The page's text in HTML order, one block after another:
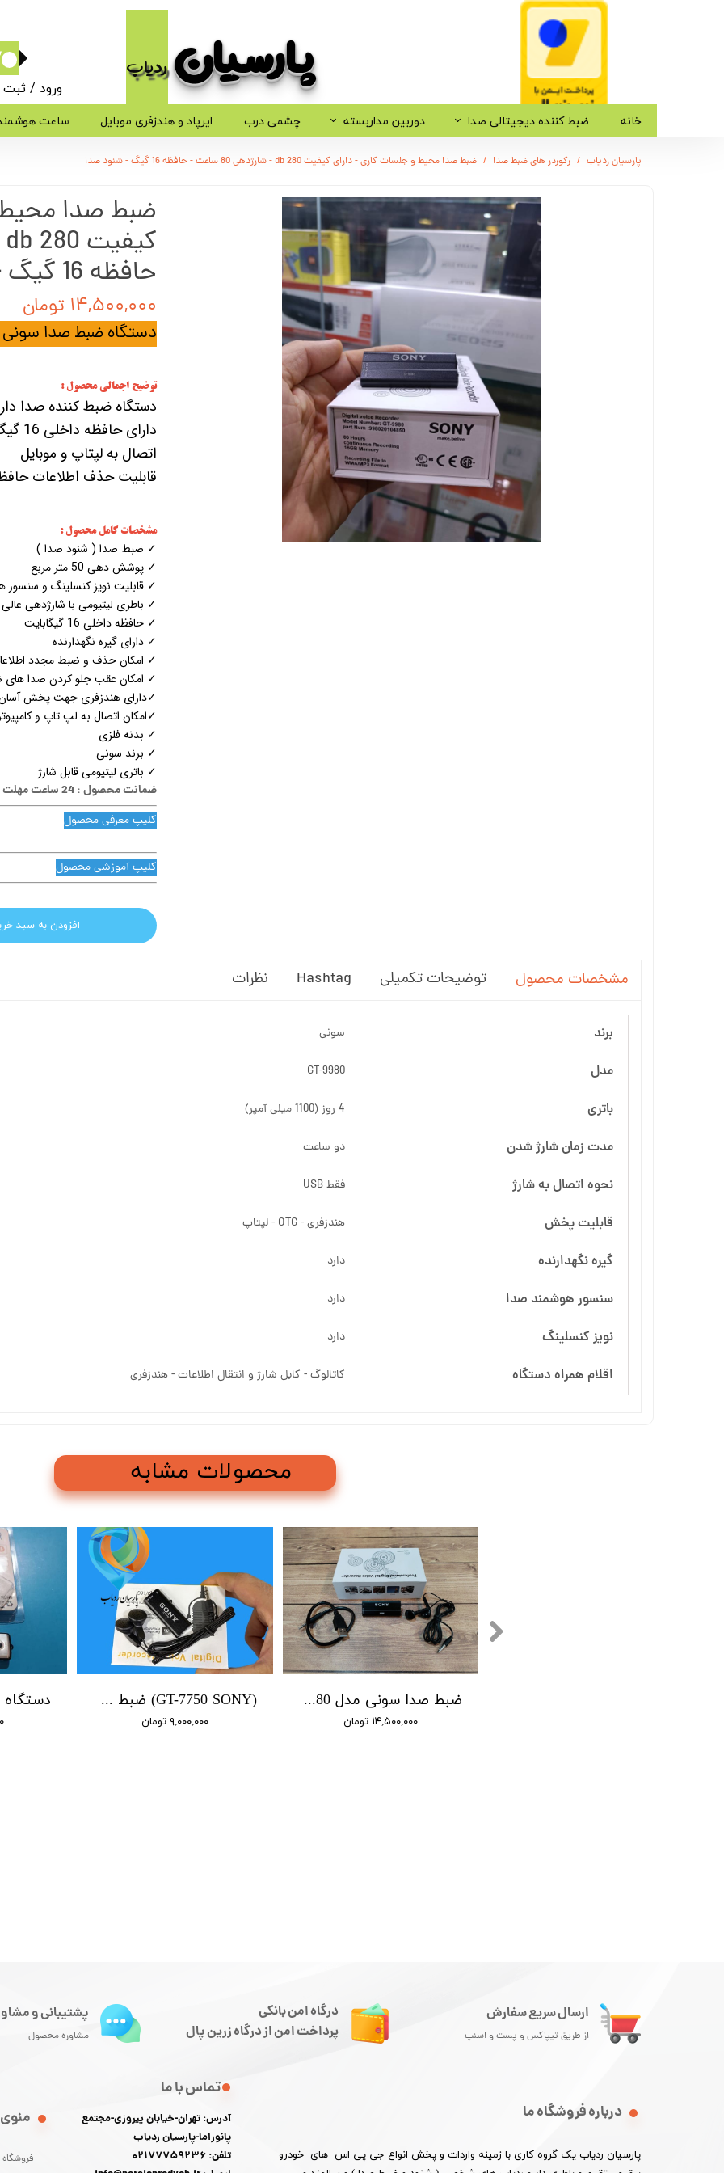
پارسیان​​​​​​​ردیاب
ورود /ثبت
حساب
خروج از
خانه ضبط کننده دیجیتالی صدا دوربین مداربسته چشمی درب ایرپاد و هندزفری موبایل ساعت
پارسیان ردیاب رکوردر های ضبط صدا ضبط صدا محیط و جلسات کاری - دارای کیفیت 280 db - شارژدهی 80 ساعت - حافظه 16 گیگ - شنود صدا
ضبط صدا
حافظه 16 گیگ - شنود صدا
۱۴,۵۰۰,۰۰۰ تومان
دستگاه ضبط صدا سونی 4 روز شارژ
توضیح اجمالی محصول :
دستگاه ضبط کننده صدا
اتصال به لپتاپ و موبایل
قابلیت حذف اطلاعات
مشخصات کامل محصول :
✓ ضبط صدا ( شنود صدا )
✓ پوشش دهی 50 متر مربع
✓ قابلیت نویز کنسلینگ و
✓ باطری لیتیومی با شارژدهی عالی
✓ حافظه داخلی 16 گیگابایت
✓ دارای گیره نگهدارنده
✓ امکان حذف و ضبط مجدد
✓ امکان عقب جلو کردن صدا
✓دارای هندزفری جهت پخش
✓امکان اتصال به لپ تاپ و
✓ بدنه فلزی
✓ برند سونی
✓ باتری لیتیومی قابل شارژ
ضمانت محصول : 24 ساعت مهلت تست
کلیپ معرفی محصول
کلیپ آموزشی محصول
افزودن به سبد
مشخصات محصول توضیحات تکمیلی Hashtag نظرات
برند سونی
مدل GT-9980
باتری 4 روز (1100 میلی آمپر)
مدت زمان شارژ شدن دو ساعت
نحوه اتصال به شارژ فقط USB
قابلیت پخش هندزفری - OTG - لپتاپ
گیره نگهدارنده دارد
سنسور هوشمند صدا دارد
نویز کنسلینگ دارد
اقلام همراه دستگاه کاتالوگ - کابل شارژ و انتقال اطلاعات - هندزفری
(GT-7750 SONY) ضبط کننده دیجیتالی صدا سونی - 16 گیگابایت - سنسور هوشمند صدا
۹,۰۰۰,۰۰۰ تومان
ضبط صدا سونی مدل 9980 / 4 روز شارژ / 16 گیگابایت / سنسور صدا
۱۴,۵۰۰,۰۰۰ تومان
محصولات مشابه
ارسال سریع سفارش
از طریق تیپاکس و پست و اسنپ
درباره فروشگاه ما
پارسیان ردیاب یک گروه کاری با زمینه واردات و پخش انواع جی پی اس های خودرو
فروشگاه
تماس با ما
آدرس: تهران-خیابان پیروزی-مجتمع
پانوراما-پارسیان ردیاب
تلفن: 02177759236
درگاه امن بانکی
پرداخت امن از درگاه زرین پال
پشتیبانی و
مشاوره محصول